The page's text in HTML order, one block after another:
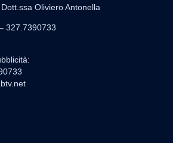
Oliviero Antonella
327.7390733